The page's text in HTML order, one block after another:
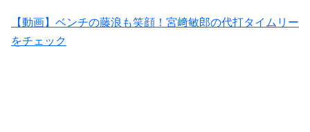
【動画】ベンチの藤浪も笑顔！宮﨑敏郎の代打タイムリー
をチェック